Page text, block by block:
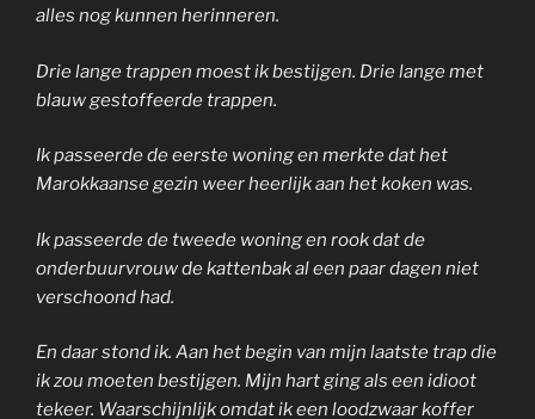
alles nog kunnen herinneren.
Drie lange trappen moest ik bestijgen. Drie lange met
blauw gestoffeerde trappen.
Ik passeerde de eerste woning en merkte dat het
Marokkaanse gezin weer heerlijk aan het koken was.
Ik passeerde de tweede woning en rook dat de
onderbuurvrouw de kattenbak al een paar dagen niet
verschoond had.
En daar stond ik. Aan het begin van mijn laatste trap die
ik zou moeten bestijgen. Mijn hart ging als een idioot
tekeer. Waarschijnlijk omdat ik een loodzwaar koffer